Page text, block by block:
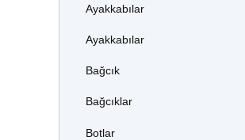
Ayakkabılar
Ayakkabılar
Bağcık
Bağcıklar
Botlar